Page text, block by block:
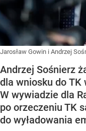
Jarosław Gowin i Andrzej
Andrzej Sośnierz
dla wniosku do TK
W wywiadzie dla
po orzeczeniu TK
do wyładowania